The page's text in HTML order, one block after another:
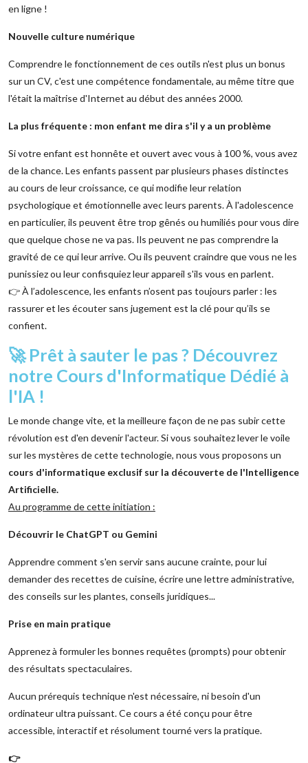
en ligne !
Nouvelle culture numérique
Comprendre le fonctionnement de ces outils n'est plus un bonus
sur un CV, c'est une compétence fondamentale, au même titre que
l'était la maîtrise d'Internet au début des années 2000.
La plus fréquente : mon enfant me dira s'il y a un problème
Si votre enfant est honnête et ouvert avec vous à 100 %, vous avez
de la chance. Les enfants passent par plusieurs phases distinctes
au cours de leur croissance, ce qui modifie leur relation
psychologique et émotionnelle avec leurs parents. À l'adolescence
en particulier, ils peuvent être trop gênés ou humiliés pour vous dire
que quelque chose ne va pas. Ils peuvent ne pas comprendre la
gravité de ce qui leur arrive. Ou ils peuvent craindre que vous ne les
punissiez ou leur confisquiez leur appareil s'ils vous en parlent.
👉 À l’adolescence, les enfants n’osent pas toujours parler : les
rassurer et les écouter sans jugement est la clé pour qu’ils se
confient.
🚀 Prêt à sauter le pas ? Découvrez
notre Cours d'Informatique Dédié à
l'IA !
Le monde change vite, et la meilleure façon de ne pas subir cette
révolution est d'en devenir l'acteur. Si vous souhaitez lever le voile
sur les mystères de cette technologie, nous vous proposons un
cours d'informatique exclusif sur la découverte de l'Intelligence
Artificielle.
Au programme de cette initiation :
Découvrir le ChatGPT ou Gemini
Apprendre comment s'en servir sans aucune crainte, pour lui
demander des recettes de cuisine, écrire une lettre administrative,
des conseils sur les plantes, conseils juridiques...
Prise en main pratique
Apprenez à formuler les bonnes requêtes (prompts) pour obtenir
des résultats spectaculaires.
Aucun prérequis technique n'est nécessaire, ni besoin d'un
ordinateur ultra puissant. Ce cours a été conçu pour être
accessible, interactif et résolument tourné vers la pratique.
👉